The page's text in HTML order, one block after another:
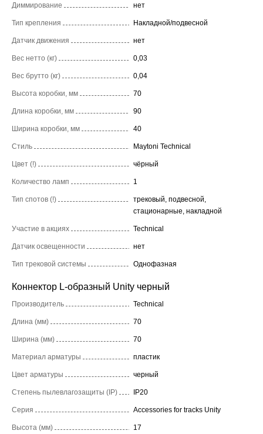
Диммирование нет
Тип крепления Накладной/подвесной
Датчик движения нет
Вес нетто (кг) 0,03
Вес брутто (кг) 0,04
Высота коробки, мм 70
Длина коробки, мм 90
Ширина коробки, мм 40
Стиль Maytoni Technical
Цвет (!) чёрный
Количество ламп 1
Тип спотов (!)
трековый, подвесной,
стационарные, накладной
Участие в акциях Technical
Датчик освещенности нет
Тип трековой системы Однофазная
Коннектор L-образный Unity черный
Производитель Technical
Длина (мм) 70
Ширина (мм) 70
Материал арматуры пластик
Цвет арматуры черный
Степень пылевлагозащиты (IP) IP20
Серия Accessories for tracks Unity
Высота (мм) 17